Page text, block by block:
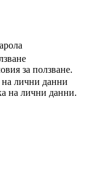
за ползване.
на лични данни
на лични данни.